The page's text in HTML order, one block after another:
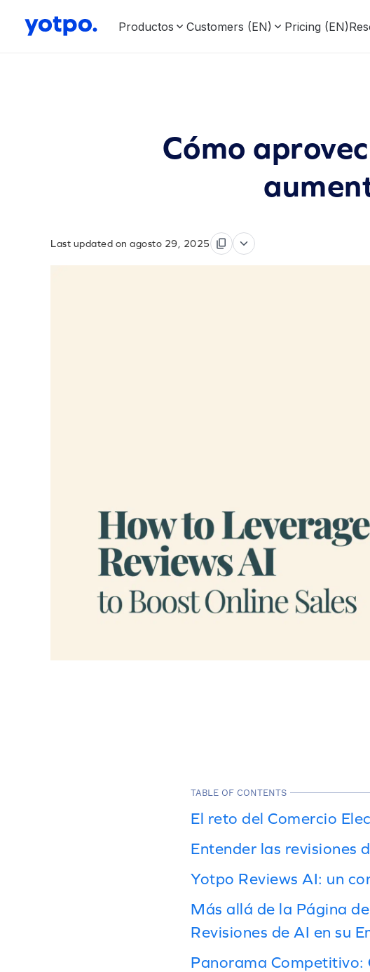
Productos Customers (EN) Pricing (EN)
Cómo
Last updated on agosto 29, 2025
TABLE OF CONTENTS
El reto del Comercio
Entender las revisiones
Yotpo Reviews AI: un
Más allá de la Página
Revisiones de AI en su
Panorama Competitivo: